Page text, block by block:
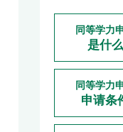
同等学力
是什么
同等学力
申请条